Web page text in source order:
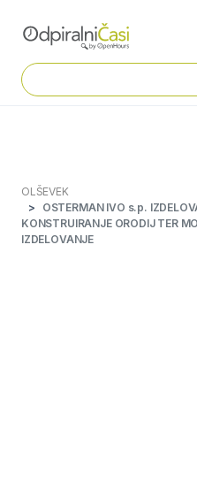
OLŠEVEK
OSTERMAN IVO s.p.
KONSTRUIRANJE ORODIJ TER
IZDELOVANJE